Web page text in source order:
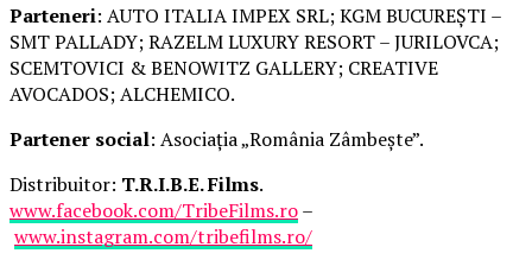
Parteneri: AUTO ITALIA IMPEX SRL; KGM BUCUREȘTI –
SMT PALLADY; RAZELM LUXURY RESORT – JURILOVCA;
SCEMTOVICI & BENOWITZ GALLERY; CREATIVE
AVOCADOS; ALCHEMICO.
Partener social: Asociația „România Zâmbește”.
Distribuitor: T.R.I.B.E. Films.
www.facebook.com/TribeFilms.ro–
www.instagram.com/tribefilms.ro/